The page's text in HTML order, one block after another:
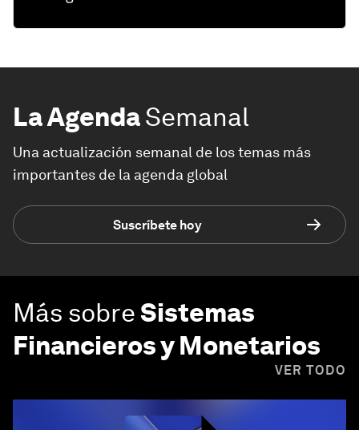
La AgendaSemanal
Una actualización semanal de los temas más
importantes de la agenda global
Suscríbete hoy
Más sobreSistemas
Financieros y Monetarios
VER TODO